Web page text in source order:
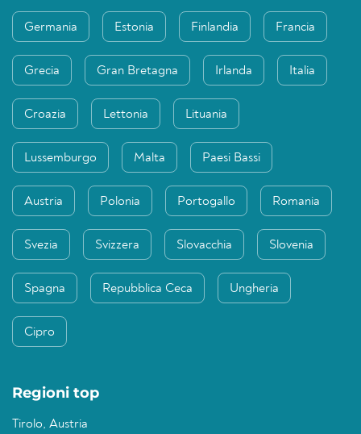
Germania Estonia Finlandia Francia
Grecia Gran Bretagna Irlanda Italia
Croazia Lettonia Lituania
Lussemburgo Malta Paesi Bassi
Austria Polonia Portogallo Romania
Svezia Svizzera Slovacchia Slovenia
Spagna Repubblica Ceca Ungheria
Cipro
Regioni top
Tirolo, Austria